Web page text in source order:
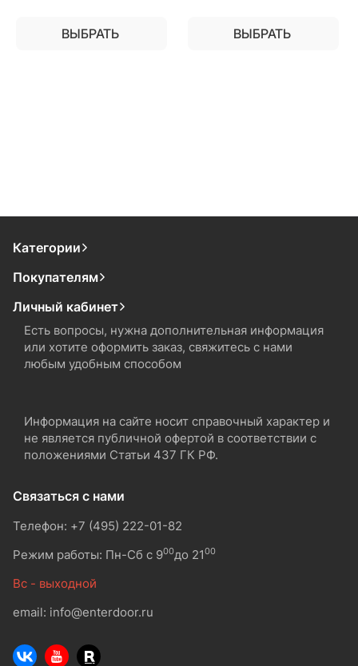
ВЫБРАТЬ ВЫБРАТЬ
Категории
Покупателям
Личный кабинет
Есть вопросы, нужна дополнительная информация
или хотите оформить заказ, свяжитесь с нами
любым удобным способом
Информация на сайте носит справочный характер и
не является публичной офертой в соответствии с
положениями Статьи 437 ГК РФ.
Связаться с нами
Телефон: +7 (495) 222-01-82
Режим работы: Пн-Сб с 900до 2100
Вс - выходной
email: info@enterdoor.ru